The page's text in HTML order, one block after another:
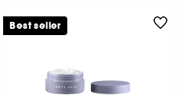
Best seller